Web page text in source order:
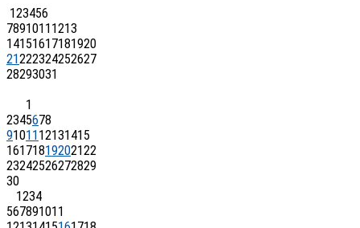
123456
7891011 1213
14151617181920
21222324252627
28293031
1
2345678
91011 12131415
16171819202122
23242526272829
30
1234
567891011